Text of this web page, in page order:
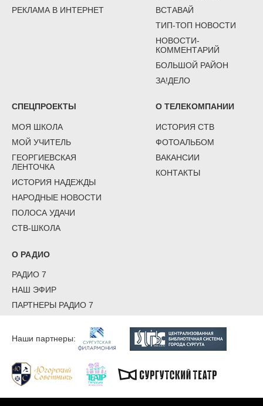
РЕКЛАМА В ИНТЕРНЕТ
ВСТАВАЙ
ТИП-ТОП НОВОСТИ
НОВОСТИ-
КОММЕНТАРИЙ
БОЛЬШОЙ РАЙОН
ЗА!ДЕЛО
СПЕЦПРОЕКТЫ
МОЯ ШКОЛА
МОЙ УЧИТЕЛЬ
ГЕОРГИЕВСКАЯ
ЛЕНТОЧКА
ИСТОРИЯ НАДЕЖДЫ
НАРОДНЫЕ НОВОСТИ
ПОЛОСА УДАЧИ
СТВ-ШКОЛА
О ТЕЛЕКОМПАНИИ
ИСТОРИЯ СТВ
ФОТОАЛЬБОМ
ВАКАНСИИ
КОНТАКТЫ
О РАДИО
РАДИО 7
НАШ ЭФИР
ПАРТНЕРЫ РАДИО 7
Наши партнеры: